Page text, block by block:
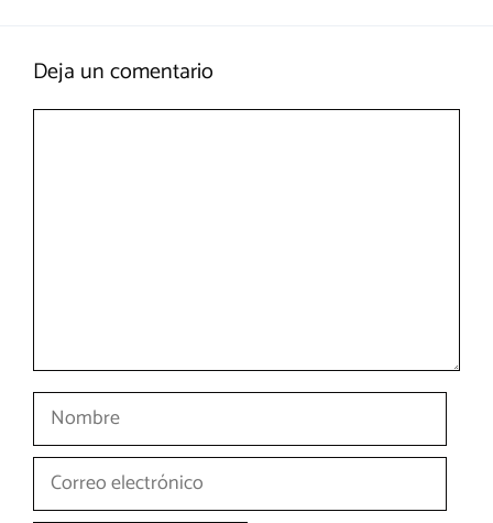
Deja un comentario
Nombre
Correo
electrónico